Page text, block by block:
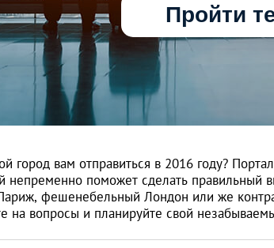
Пройти
город вам отправиться в 2016 году?
непременно поможет сделать правильный
фешенебельный Лондон или же
на вопросы и планируйте свой